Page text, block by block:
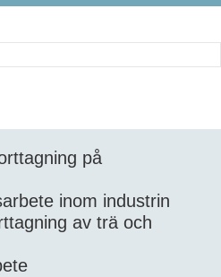
på
inom industrin
av trä och